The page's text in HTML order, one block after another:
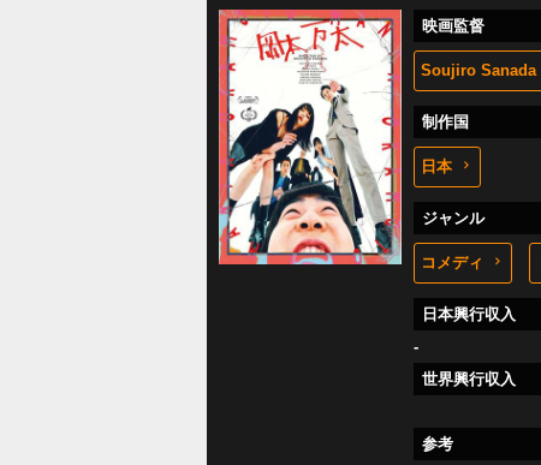
映画監督
Soujiro Sanada
制作国
日本
ジャンル
コメディ
日本興行収入
-
世界興行収入
参考